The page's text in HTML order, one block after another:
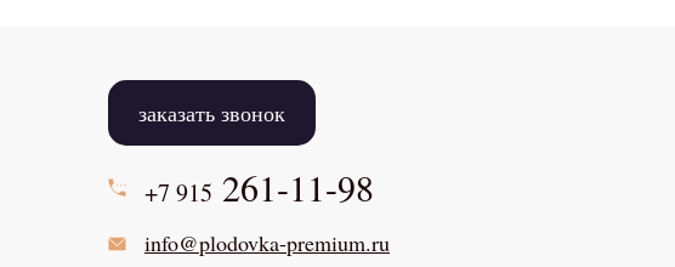
заказать звонок
+7 915 261-11-98
info@plodovka-premium.ru